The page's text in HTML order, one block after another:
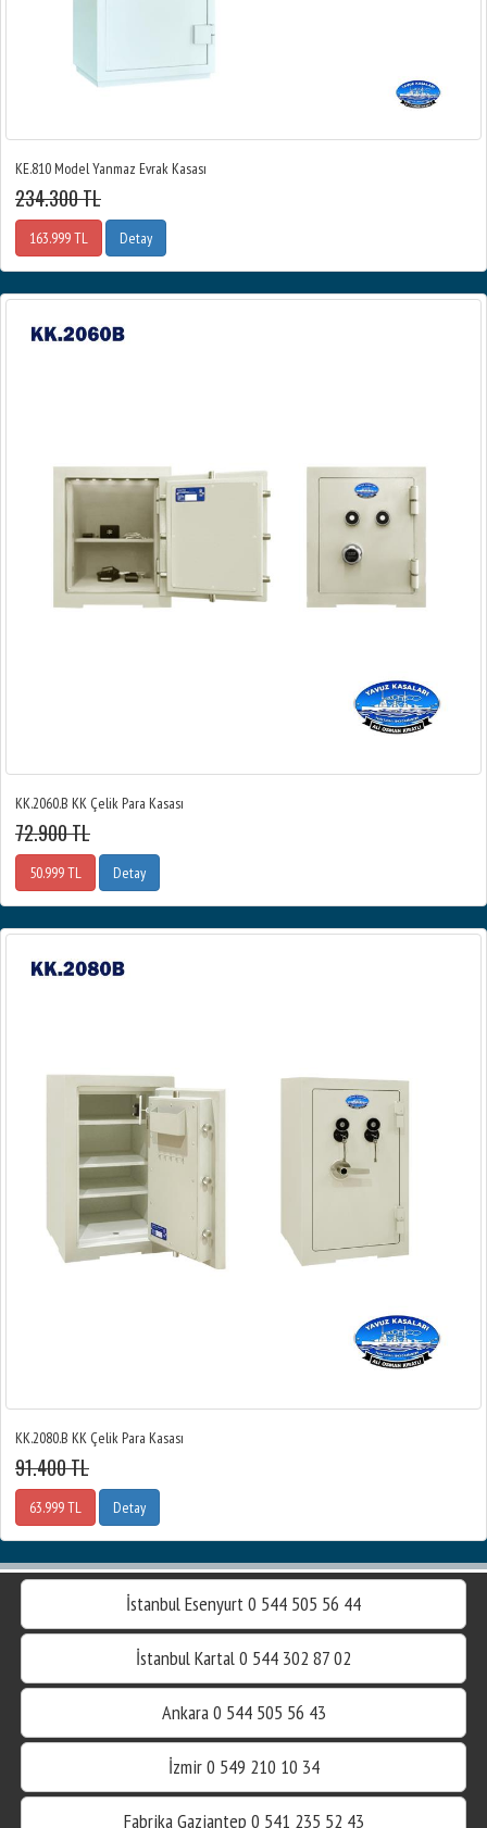
KE.810 Model Yanmaz Evrak Kasası
234.300 TL
163.999 TL Detay
KK.2060.B KK Çelik Para Kasası
72.900 TL
50.999 TL Detay
KK.2080.B KK Çelik Para Kasası
91.400 TL
63.999 TL Detay
İstanbul Esenyurt 0 544 505 56 44
İstanbul Kartal 0 544 302 87 02
Ankara 0 544 505 56 43
İzmir 0 549 210 10 34
Fabrika Gaziantep 0 541 235 52 43